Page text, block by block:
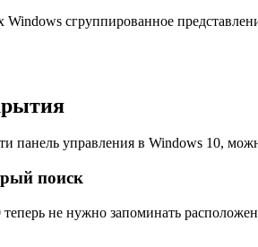
Windows сгруппированное
панель управления в Windows 10,
поиск
не нужно запоминать